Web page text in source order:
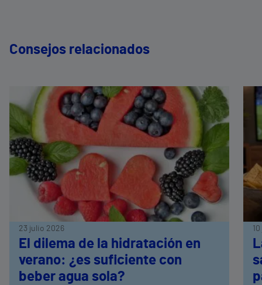
Consejos relacionados
23 julio 2026
El dilema de la hidratación en
verano: ¿es suficiente con
beber agua sola?